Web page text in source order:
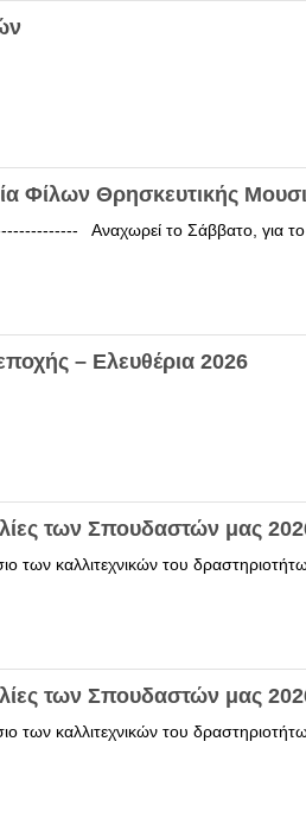
Φίλων Θρησκευτικής
Αναχωρεί το Σάββατο, για το
– Ελευθέρια 2026
των Σπουδαστών μας
καλλιτεχνικών του
των Σπουδαστών μας
καλλιτεχνικών του